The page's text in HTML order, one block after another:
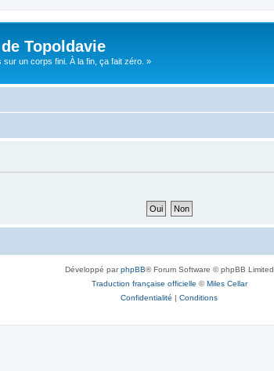
Topoldavie
un corps fini. À la fin, ça fait zéro. »
Développé parphpBB® Forum Software © phpBB Limited
Traduction française officielle ©Miles Cellar
Confidentialité | Conditions